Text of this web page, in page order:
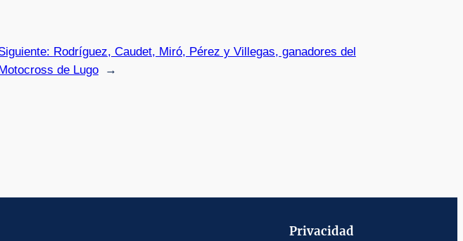
Rodríguez, Caudet, Miró, Pérez y Villegas, ganadores del
de Lugo
→
Privacidad